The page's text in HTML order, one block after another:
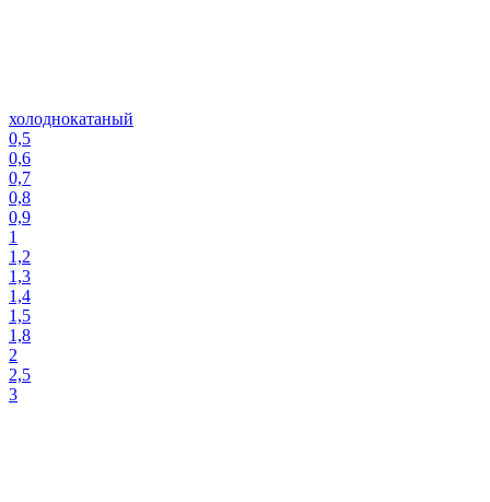
холоднокатаный
0,5
0,6
0,7
0,8
0,9
1
1,2
1,3
1,4
1,5
1,8
2
2,5
3